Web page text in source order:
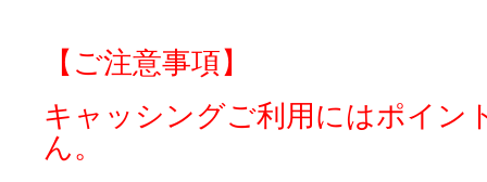
【ご注意事項】
キャッシングご利用にはポイン
ん。